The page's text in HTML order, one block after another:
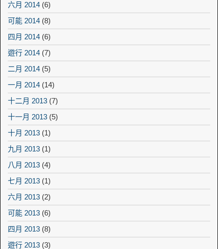
六月 2014 (6)
可能 2014 (8)
四月 2014 (6)
遊行 2014 (7)
二月 2014 (5)
一月 2014 (14)
十二月 2013 (7)
十一月 2013 (5)
十月 2013 (1)
九月 2013 (1)
八月 2013 (4)
七月 2013 (1)
六月 2013 (2)
可能 2013 (6)
四月 2013 (8)
遊行 2013 (3)